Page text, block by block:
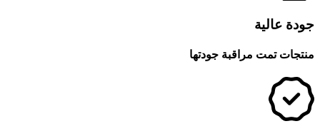
جودة عالية
منتجات تمت مراقبة جودتها